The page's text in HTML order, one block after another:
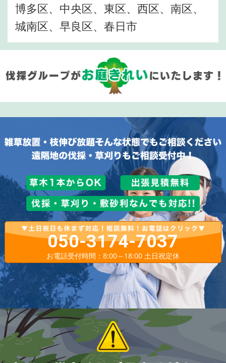
博多区、中央区、東区、西区、南区、
城南区、早良区、春日市
050-3174-7037
お電話受付時間：8:00～18:00 土日祝定休